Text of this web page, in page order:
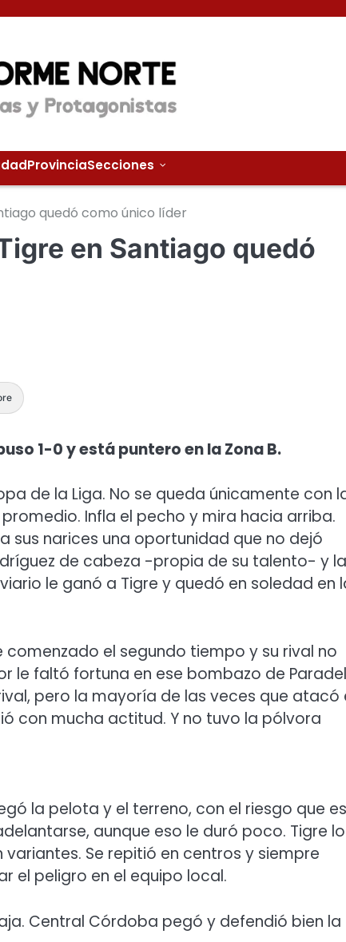
ProvinciaSecciones
quedó como único líder
en Santiago quedó
1-0 y está puntero en la Zona B.
de la Liga. No se queda únicamente con
Infla el pecho y mira hacia arriba.
sus narices una oportunidad que no dejó
de cabeza -propia de su talento- y la
le ganó a Tigre y quedó en soledad en
el segundo tiempo y su rival no
le faltó fortuna en ese bombazo de
pero la mayoría de las veces que atacó
con mucha actitud. Y no tuvo la pólvora
la pelota y el terreno, con el riesgo que
aunque eso le duró poco. Tigre lo
Se repitió en centros y siempre
el peligro en el equipo local.
Central Córdoba pegó y defendió bien la